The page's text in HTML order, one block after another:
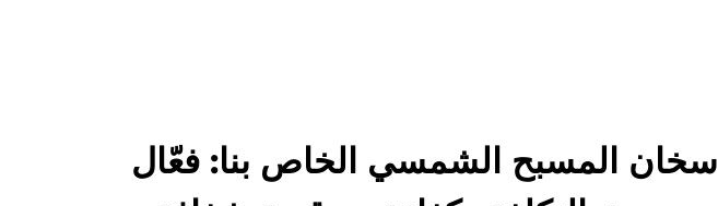
سخان المسبح الشمسي الخاص بنا: فعّال